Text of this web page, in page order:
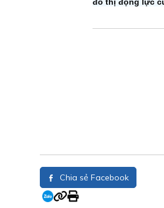
Chia sẻ Facebook